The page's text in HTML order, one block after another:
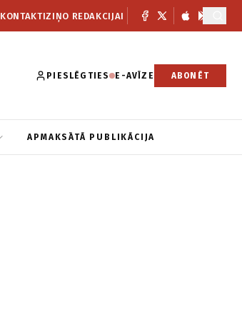
KONTAKTIZIŅO REDAKCIJAI
PIESLĒGTIES E-AVĪZE ABONĒT
APMAKSĀTĀ PUBLIKĀCIJA